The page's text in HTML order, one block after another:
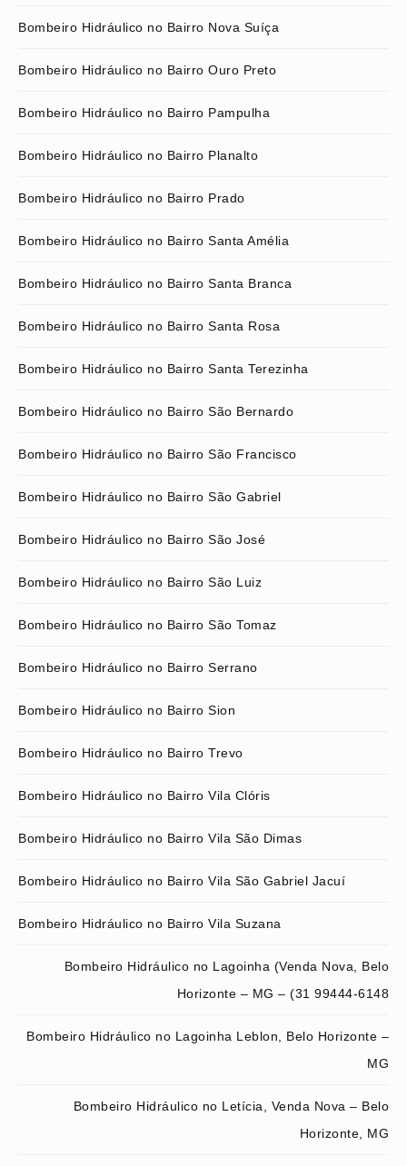
Bombeiro Hidráulico no Bairro Nova Suíça
Bombeiro Hidráulico no Bairro Ouro Preto
Bombeiro Hidráulico no Bairro Pampulha
Bombeiro Hidráulico no Bairro Planalto
Bombeiro Hidráulico no Bairro Prado
Bombeiro Hidráulico no Bairro Santa Amélia
Bombeiro Hidráulico no Bairro Santa Branca
Bombeiro Hidráulico no Bairro Santa Rosa
Bombeiro Hidráulico no Bairro Santa Terezinha
Bombeiro Hidráulico no Bairro São Bernardo
Bombeiro Hidráulico no Bairro São Francisco
Bombeiro Hidráulico no Bairro São Gabriel
Bombeiro Hidráulico no Bairro São José
Bombeiro Hidráulico no Bairro São Luiz
Bombeiro Hidráulico no Bairro São Tomaz
Bombeiro Hidráulico no Bairro Serrano
Bombeiro Hidráulico no Bairro Sion
Bombeiro Hidráulico no Bairro Trevo
Bombeiro Hidráulico no Bairro Vila Clóris
Bombeiro Hidráulico no Bairro Vila São Dimas
Bombeiro Hidráulico no Bairro Vila São Gabriel Jacuí
Bombeiro Hidráulico no Bairro Vila Suzana
Bombeiro Hidráulico no Lagoinha (Venda Nova, Belo
Horizonte – MG – (31 99444-6148
Bombeiro Hidráulico no Lagoinha Leblon, Belo Horizonte –
MG
Bombeiro Hidráulico no Letícia, Venda Nova – Belo
Horizonte, MG